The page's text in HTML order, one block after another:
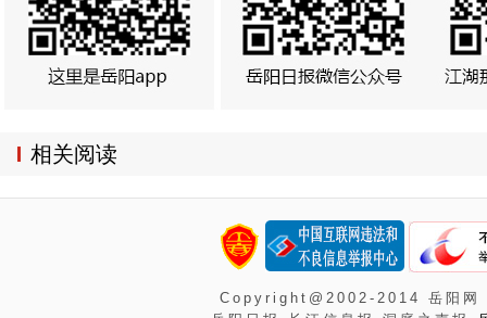
相关阅读
Copyright@2002-2014 岳阳